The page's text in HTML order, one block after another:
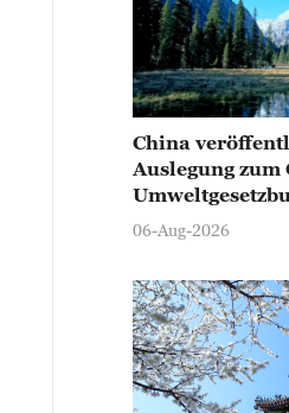
China
Auslegung zum
06-Aug-2026